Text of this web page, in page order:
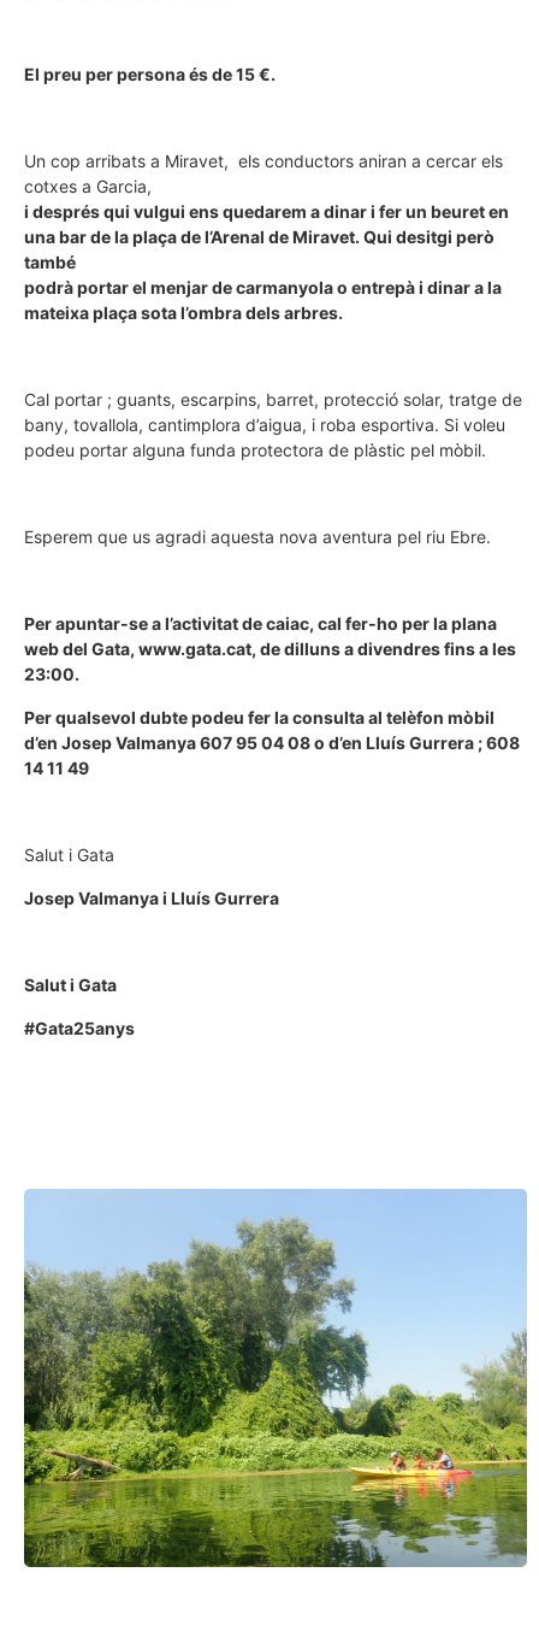
El preu per persona és de 15 €.
Un cop arribats a Miravet, els conductors aniran a cercar els
cotxes a Garcia,
i després qui vulgui ens quedarem a dinar i fer un beuret en
una bar de la plaça de l’Arenal de Miravet. Qui desitgi però
també
podrà portar el menjar de carmanyola o entrepà i dinar a la
mateixa plaça sota l’ombra dels arbres.
Cal portar ; guants, escarpins, barret, protecció solar, tratge de
bany, tovallola, cantimplora d’aigua, i roba esportiva. Si voleu
podeu portar alguna funda protectora de plàstic pel mòbil.
Esperem que us agradi aquesta nova aventura pel riu Ebre.
Per apuntar-se a l’activitat de caiac, cal fer-ho per la plana
web del Gata, www.gata.cat, de dilluns a divendres fins a les
23:00.
Per qualsevol dubte podeu fer la consulta al telèfon mòbil
d’en Josep Valmanya 607 95 04 08 o d’en Lluís Gurrera ; 608
14 11 49
Salut i Gata
Josep Valmanya i Lluís Gurrera
Salut i Gata
#Gata25anys